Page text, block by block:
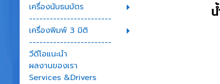
เครื่องนับธนบัตร
------------------------
เครื่องพิมพ์ 3 มิติ
------------------------
วีดีโอแนะนำ
ผลงานของเรา
Services &Drivers